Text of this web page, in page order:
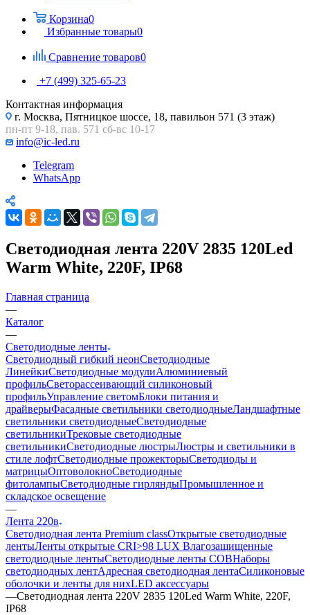
Корзина0
Избранные товары0
Сравнение товаров0
+7 (499) 325-65-23
Контактная информация
г. Москва, Пятницкое шоссе, 18, павильон 571 (3 этаж)
пн-пт 9-18, пав. 571 сб-вс 10-17
info@ic-led.ru
Telegram
WhatsApp
Светодиодная лента 220V 2835 120Led
Warm White, 220F, IP68
Главная страница
—
Каталог
—
Светодиодные ленты
Светодиодный гибкий неонСветодиодные
ЛинейкиСветодиодные модулиАлюминиевый
профильСветорассеивающий силиконовый
профильУправление светомБлоки питания и
драйверыФасадные светильники светодиодныеЛандшафтные
светильники светодиодныеСветодиодные
светильникиТрековые светодиодные
светильникиСветодиодные люстрыЛюстры и светильники в
стиле лофтСветодиодные прожекторыСветодиоды и
матрицыОптоволокноСветодиодные
фитолампыСветодиодные гирляндыПромышленное и
складское освещение
—
Лента 220в
Светодиодная лента Premium classОткрытые светодиодные
лентыЛенты открытые CRI>98 LUX Влагозащищенные
светодиодные лентыСветодиодные ленты COBНаборы
светодиодных лентАдресная светодиодная лентаСиликоновые
оболочки и ленты для нихLED аксессуары
—Светодиодная лента 220V 2835 120Led Warm White, 220F,
IP68